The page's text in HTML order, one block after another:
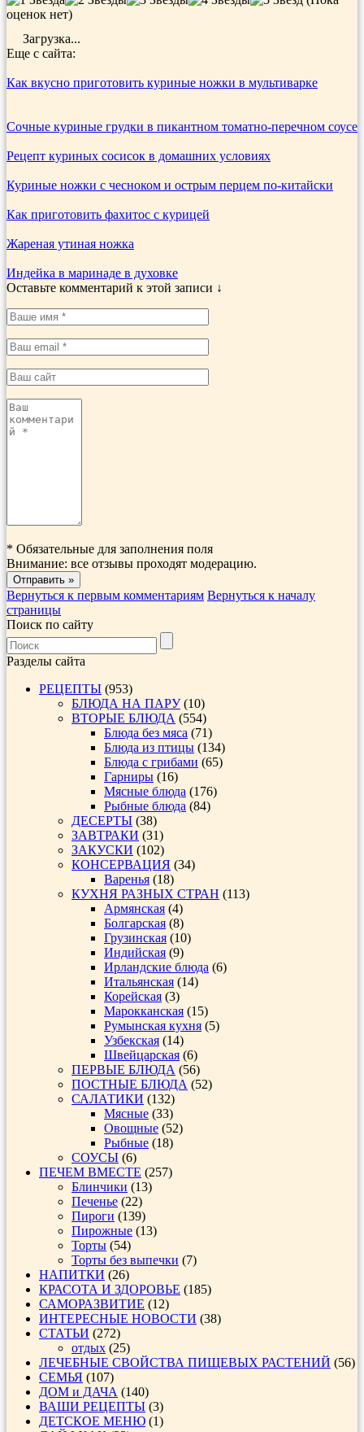
оценок нет)
Загрузка...
Еще с сайта:
Как вкусно приготовить куриные ножки в мультиварке
Сочные куриные грудки в пикантном томатно-перечном соусе
Рецепт куриных сосисок в домашних условиях
Куриные ножки с чесноком и острым перцем по-китайски
Как приготовить фахитос с курицей
Жареная утиная ножка
Индейка в маринаде в духовке
Оставьте комментарий к этой записи ↓
* Обязательные для заполнения поля
Внимание: все отзывы проходят модерацию.
Вернуться к первым комментариям Вернуться к началу
страницы
Поиск по сайту
Разделы сайта
РЕЦЕПТЫ (953)
БЛЮДА НА ПАРУ(10)
ВТОРЫЕ БЛЮДА (554)
Блюда без мяса (71)
Блюда из птицы (134)
Блюда с грибами (65)
Гарниры (16)
Мясные блюда (176)
Рыбные блюда (84)
ДЕСЕРТЫ (38)
ЗАВТРАКИ (31)
ЗАКУСКИ (102)
КОНСЕРВАЦИЯ (34)
Варенья (18)
КУХНЯ РАЗНЫХ СТРАН (113)
Армянская (4)
Болгарская (8)
Грузинская (10)
Индийская (9)
Ирландские блюда (6)
Итальянская (14)
Корейская (3)
Марокканская (15)
Румынская кухня (5)
Узбекская (14)
Швейцарская (6)
ПЕРВЫЕ БЛЮДА (56)
ПОСТНЫЕ БЛЮДА (52)
САЛАТИКИ (132)
Мясные (33)
Овощные (52)
Рыбные (18)
СОУСЫ (6)
ПЕЧЕМ ВМЕСТЕ (257)
Блинчики (13)
Печенье (22)
Пироги (139)
Пирожные (13)
Торты (54)
Торты без выпечки (7)
НАПИТКИ (26)
КРАСОТА И ЗДОРОВЬЕ (185)
САМОРАЗВИТИЕ (12)
ИНТЕРЕСНЫЕ НОВОСТИ (38)
СТАТЬИ (272)
отдых (25)
ЛЕЧЕБНЫЕ СВОЙСТВА ПИЩЕВЫХ РАСТЕНИЙ (56)
СЕМЬЯ (107)
ДОМ и ДАЧА (140)
ВАШИ РЕЦЕПТЫ (3)
ДЕТСКОЕ МЕНЮ (1)